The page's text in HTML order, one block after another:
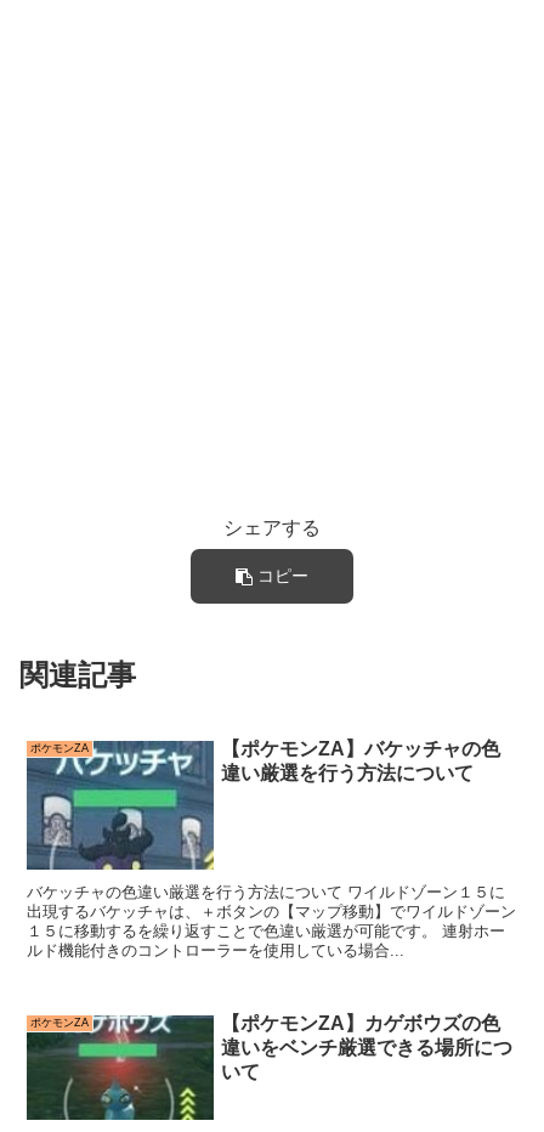
シェアする
コピー
関連記事
ポケモンZA
【ポケモンZA】バケッチャの色
違い厳選を行う方法について
バケッチャの色違い厳選を行う方法について ワイルドゾーン１５に
出現するバケッチャは、＋ボタンの【マップ移動】でワイルドゾーン
１５に移動するを繰り返すことで色違い厳選が可能です。 連射ホー
ルド機能付きのコントローラーを使用している場合...
ポケモンZA
【ポケモンZA】カゲボウズの色
違いをベンチ厳選できる場所につ
いて